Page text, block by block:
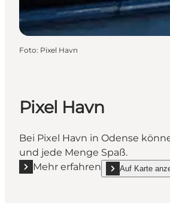
Foto: Pixel Havn
Pixel Havn
Bei Pixel Havn in Odense
und jede Menge Spaß.
Mehr erfahren
Mehr erfahren "Pixel Havn"
Auf Karte
show Pixel Havn